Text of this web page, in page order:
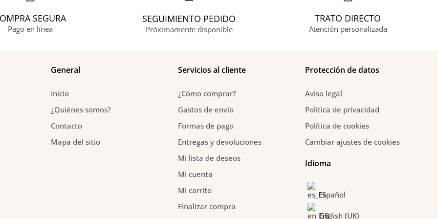
SEGURA
Pago en línea
SEGUIMIENTO PEDIDO
Próximamente disponible
TRATO DIRECTO
Atención personalizada
General
Inicio
¿Quiénes somos?
Contacto
Mapa del sitio
Servicios al cliente
¿Cómo comprar?
Gastos de envío
Formas de pago
Entregas y devoluciones
Mi lista de deseos
Mi cuenta
Mi carrito
Finalizar compra
Protección de datos
Aviso legal
Política de privacidad
Política de cookies
Cambiar ajustes de cookies
Idioma
Español
English (UK)